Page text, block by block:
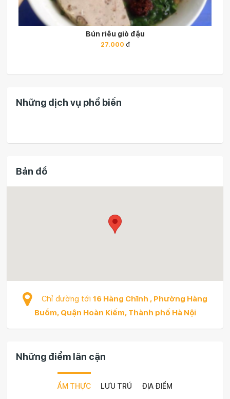
Những dịch vụ phổ biến
Bản đồ
Chỉ đường tới 16 Hàng Chĩnh , Phường Hàng
Buồm, Quận Hoàn Kiếm, Thành phố Hà Nội
Những điểm lân cận
ẨM THỰC LƯU TRÚ ĐỊA ĐIỂM